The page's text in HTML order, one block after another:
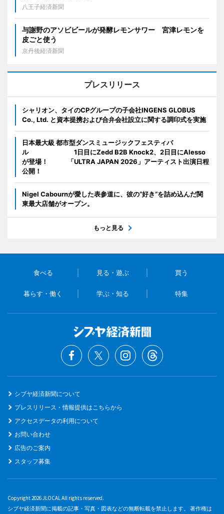
八王子経済新聞
与謝野のアソビビールが発酵レモンサワー 宮津レモンを
皮ごと使う
京丹後経済新聞
プレスリリース
シャリオン、タイのCPグループの子会社INGENS GLOBUS
Co., Ltd. と資本提携および合弁会社設立に関する調印式を実施
日本最大級 都市型ダンスミュージックフェスティバ
ル 1日目にZedd B2B Knock2、2日目にAlesso
が登場！ 「ULTRA JAPAN 2026」アーティスト出演日程
公開！
Nigel Cabournが愛した表参道に、彼の“好き”を詰め込んだ関
東最大店舗がオープン。
もっと見る
食べる 見る・遊ぶ 買う
暮らす・働く 学ぶ・知る 特集
シブヤ経済新聞について
プレスリリース・情報提供はこちらから
アクセスデータの利用について
お問い合わせ
広告のご案内
スタッフ募集
Copyright 2026 JLOCAL All rights reserved.
シブヤ経済新聞に掲載の記事・写真・図表などの無断転載を禁止します。 著作権は